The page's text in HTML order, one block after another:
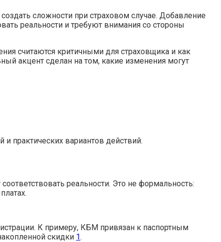
сложности при страховом случае. Добавление
реальности и требуют внимания со стороны
считаются критичными для страховщика и как
акцент сделан на том, какие изменения могут
практических вариантов действий.
реальности. Это не формальность:
К примеру, КБМ привязан к паспортным
скидки 1.